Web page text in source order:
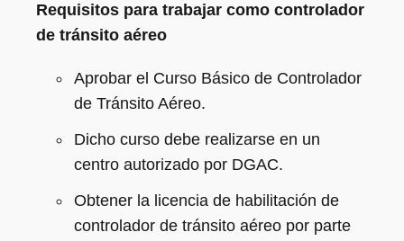
Requisitos para trabajar como controlador
de tránsito aéreo
Aprobar el Curso Básico de Controlador
de Tránsito Aéreo.
Dicho curso debe realizarse en un
centro autorizado por DGAC.
Obtener la licencia de habilitación de
controlador de tránsito aéreo por parte